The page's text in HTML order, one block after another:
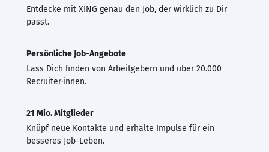
Entdecke mit XING genau den Job, der wirklich zu Dir
passt.
Persönliche Job-Angebote
Lass Dich finden von Arbeitgebern und über 20.000
Recruiter·innen.
21 Mio. Mitglieder
Knüpf neue Kontakte und erhalte Impulse für ein
besseres Job-Leben.